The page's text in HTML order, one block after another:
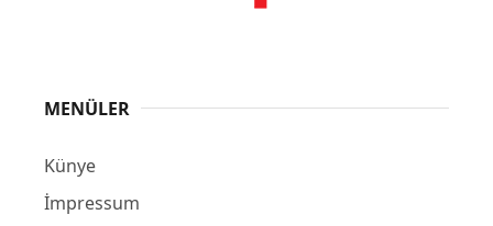
MENÜLER
Künye
İmpressum